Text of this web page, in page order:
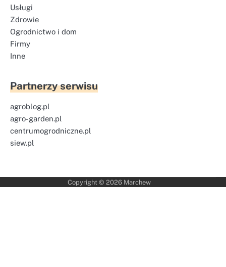
Usługi
Zdrowie
Ogrodnictwo i dom
Firmy
Inne
Partnerzy serwisu
agroblog.pl
agro-garden.pl
centrumogrodniczne.pl
siew.pl
Copyright © 2026 Marchew